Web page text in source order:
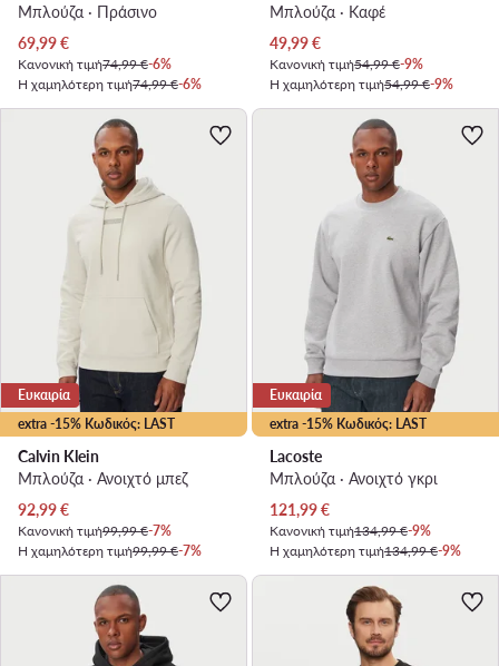
Μπλούζα · Πράσινο
Τρέχουσα τιμή
69,99€
Κανονική τιμή74,99 €-6%
Η χαμηλότερη τιμή74,99 €-6%
Μπλούζα · Καφέ
Τρέχουσα τιμή
49,99€
Κανονική τιμή54,99 €-9%
Η χαμηλότερη τιμή54,99 €-9%
extra -15% Κωδικός: LAST
Ευκαιρία
Calvin Klein
Μπλούζα · Ανοιχτό μπεζ
Τρέχουσα τιμή
92,99€
Κανονική τιμή99,99 €-7%
Η χαμηλότερη τιμή99,99 €-7%
extra -15% Κωδικός: LAST
Ευκαιρία
Lacoste
Μπλούζα · Ανοιχτό γκρι
Τρέχουσα τιμή
121,99€
Κανονική τιμή134,99 €-9%
Η χαμηλότερη τιμή134,99 €-9%